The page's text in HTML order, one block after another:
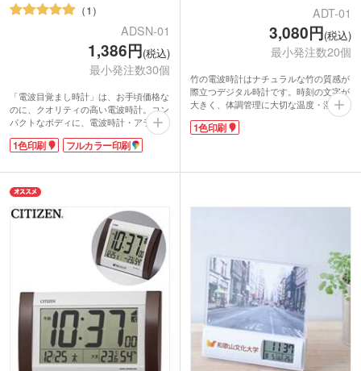
1
ADSN-01
1,386円(税込)
最小発注数30個
「電波目覚まし時計」は、お手頃価格な
のに、クオリティの高い電波時計。コン
パクトなボディに、電波時計・アラーム
スヌーズ・日付表示・温度表示・バック
ライト機能が搭載されています。すっき
校名や会社名などの名入れが映えます。
卒業記念品やイベント記念品にどうぞ。
1色印刷 フルカラー印刷
ADT-01
3,080円(税込)
最小発注数20個
竹の電波時計はナチュラルな竹の質感が
際立つデジタル時計です。時刻の文字が
大きく、体調管理に大切な温度・湿度表
示も付いています。卓上タイプの暖かみ
ある竹枠で玄関やリビング、寝室にピッ
盤面の上部・下部に1色ロゴ印刷がで
1色印刷